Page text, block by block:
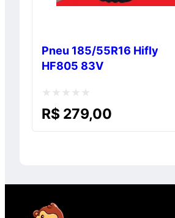
Pneu 185/55R16 Hifly
HF805 83V
Avaliação
R$ 279,00